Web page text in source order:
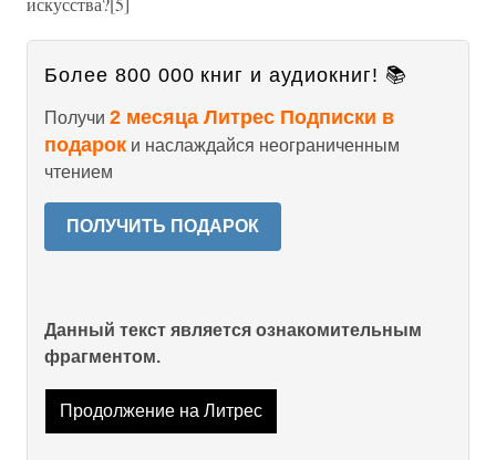
Более 800 000 книг и аудиокниг! 📚
Получи 2 месяца Литрес Подписки в
подарок и наслаждайся неограниченным
чтением
ПОЛУЧИТЬ ПОДАРОК
Данный текст является ознакомительным
фрагментом.
Продолжение на Литрес